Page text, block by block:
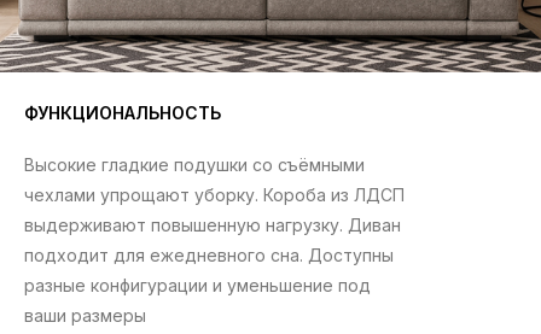
Высокие гладкие подушки со съёмными
чехлами упрощают уборку. Короба из ЛДСП
выдерживают повышенную нагрузку. Диван
подходит для ежедневного сна. Доступны
разные конфигурации и уменьшение под
ваши размеры
ФУНКЦИОНАЛЬНОСТЬ
ДОСТАВКА
— 18 месяцев
с подбором мебели